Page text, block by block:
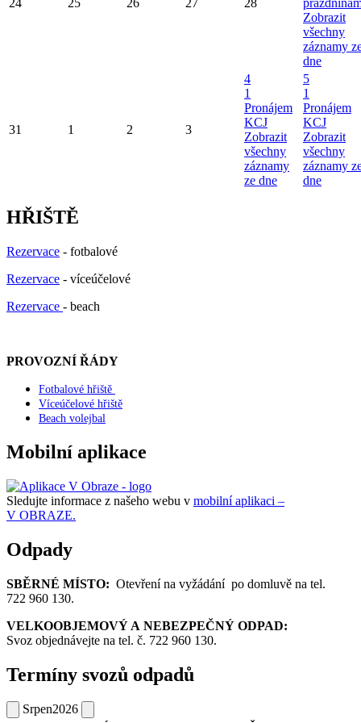
24 25 26 27 28
Zobrazit
všechny
záznamy
dne
31 1 2 3
4
1
Pronájem
KCJ
Zobrazit
všechny
záznamy
ze dne
5
1
Pronájem
KCJ
Zobrazit
všechny
záznamy
dne
HŘIŠTĚ
Rezervace - fotbalové
Rezervace - víceúčelové
Rezervace - beach
PROVOZNÍ ŘÁDY
Fotbalové hřiště
Víceúčelové hřiště
Beach volejbal
Mobilní aplikace
Sledujte informace z našeho webu v mobilní aplikaci –
V OBRAZE.
Odpady
SBĚRNÉ MÍSTO: Otevření na vyžádání po domluvě na tel.
722 960 130.
VELKOOBJEMOVÝ A NEBEZPEČNÝ ODPAD:
Svoz objednávejte na tel. č. 722 960 130.
Termíny svozů odpadů
Srpen2026